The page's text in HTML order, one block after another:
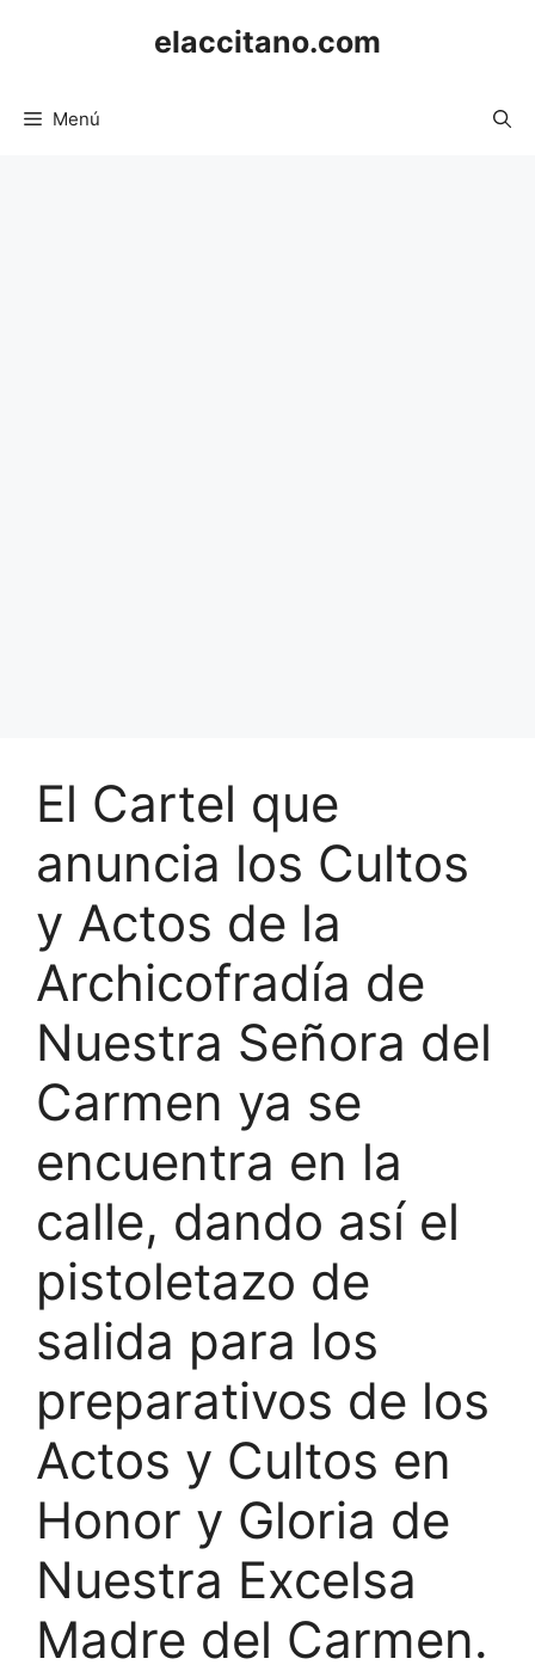
elaccitano.com
Menú
El Cartel que
anuncia los Cultos
y Actos de la
Archicofradía de
Nuestra Señora del
Carmen ya se
encuentra en la
calle, dando así el
pistoletazo de
salida para los
preparativos de los
Actos y Cultos en
Honor y Gloria de
Nuestra Excelsa
Madre del Carmen.